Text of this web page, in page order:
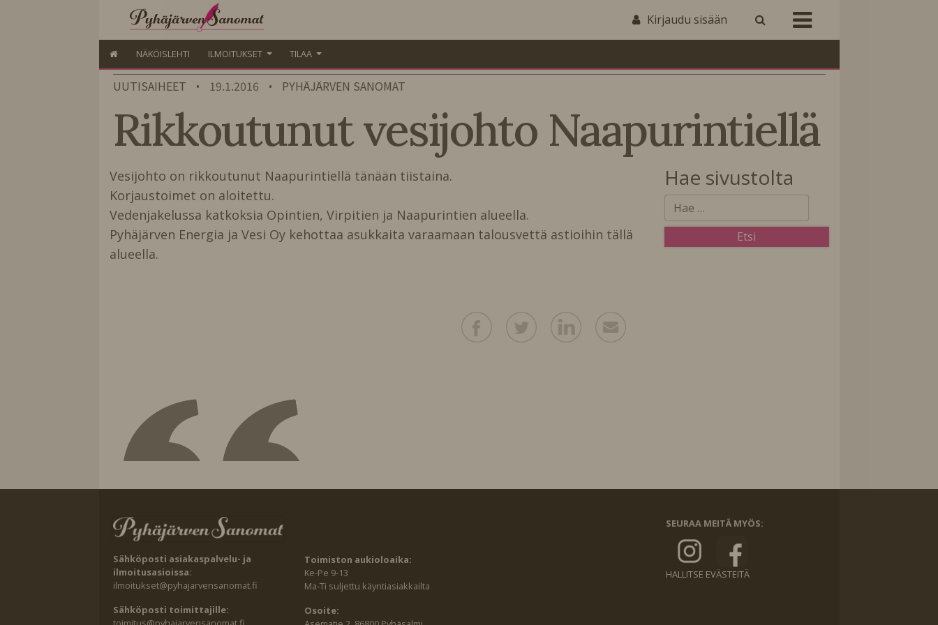
Kirjaudu sisään
NÄKÖISLEHTI ILMOITUKSET TILAA
UUTISAIHEET • 19.1.2016 • PYHÄJÄRVEN SANOMAT
Rikkoutunut vesijohto Naapurintiellä
Vesijohto on rikkoutunut Naapurintiellä tänään tiistaina.
Korjaustoimet on aloitettu.
Vedenjakelussa katkoksia Opintien, Virpitien ja Naapurintien alueella.
Pyhäjärven Energia ja Vesi Oy kehottaa asukkaita varaamaan talousvettä astioihin tällä
alueella.
Hae sivustolta
Sähköposti asiakaspalvelu- ja
ilmoitusasioissa:
ilmoitukset@pyhajarvensanomat.fi
Sähköposti toimittajille:
Toimiston aukioloaika:
Ke-Pe 9-13
Ma-Ti suljettu käyntiasiakkailta
Osoite:
SEURAA MEITÄ MYÖS:
HALLITSE EVÄSTEITÄ